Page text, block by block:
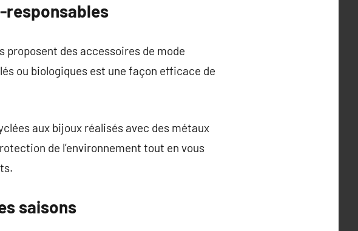
responsables
proposent des accessoires de mode
ou biologiques est une façon efficace de
aux bijoux réalisés avec des métaux
de l’environnement tout en vous
saisons